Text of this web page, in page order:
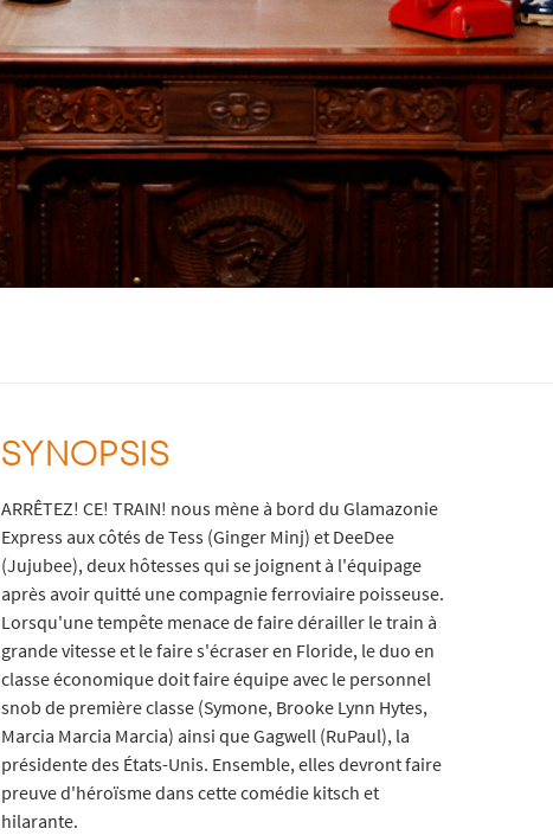
SYNOPSIS
ARRÊTEZ! CE! TRAIN! nous mène à bord du Glamazonie
Express aux côtés de Tess (Ginger Minj) et DeeDee
(Jujubee), deux hôtesses qui se joignent à l'équipage
après avoir quitté une compagnie ferroviaire poisseuse.
Lorsqu'une tempête menace de faire dérailler le train à
grande vitesse et le faire s'écraser en Floride, le duo en
classe économique doit faire équipe avec le personnel
snob de première classe (Symone, Brooke Lynn Hytes,
Marcia Marcia Marcia) ainsi que Gagwell (RuPaul), la
présidente des États-Unis. Ensemble, elles devront faire
preuve d'héroïsme dans cette comédie kitsch et
hilarante.